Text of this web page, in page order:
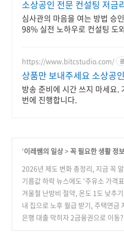
소상공인 전문 컨설팅 저금
책자금 지금 신청
심사관의 마음을 여는 방법 승
98% 실전 노하우로 컨설팅 도
https://www.bitcstudio.com/
상품만 보내주세요 소상공인
방송 준비에 시간 쓰지 마세요.
번에 진행합니다.
'이레쌤의 일상>꼭 필요한 생활 정
2026년 제도 변화 총정리, 지금 꼭
용 핵심요약 (0)
기름값 하락 뉴스에도 '주유소 가격
무거운 이유, 고환율의 역설
(0)
겨울철 난방비 절약, 온도 1도 낮추
것'부터 확인하세요 (0)
내 집으로 노후 월급 받기, 주택연금
다주택자 신청 방법 옵션
(0)
은행 대출 막히자 2금융권으로 이동